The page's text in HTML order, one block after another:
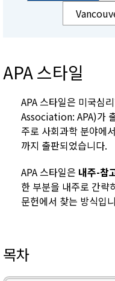
APA 스타일
APA 스타일은 미국심
Association: APA)가
주로 사회과학 분야에
까지 출판되었습니다.
APA 스타일은 내주-참
한 부분을 내주로 간략
문헌에서 찾는 방식입
목차